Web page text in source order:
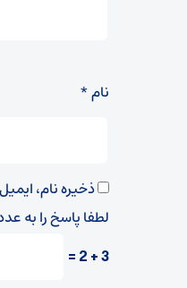
نام*
ذخیره نام،
لطفا پاسخ را به
3 + 2 =